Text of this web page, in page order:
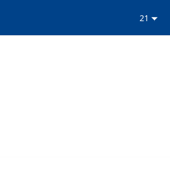
21